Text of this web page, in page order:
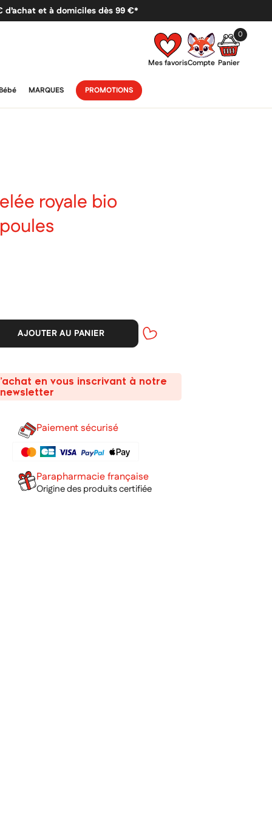
et à domiciles dès 99 €*
Mes favorisCompte
0
Panier
MARQUES PROMOTIONS
royale bio
AJOUTER AU PANIER
en vous inscrivant à notre
newsletter
Paiement sécurisé
Parapharmacie française
Origine des produits certifiée